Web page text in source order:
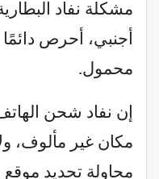
مشكلة نفاد
أجنبي، أحرص
محمول.
إن نفاد شحن
مكان غير مألوف،
محاولة تحديد